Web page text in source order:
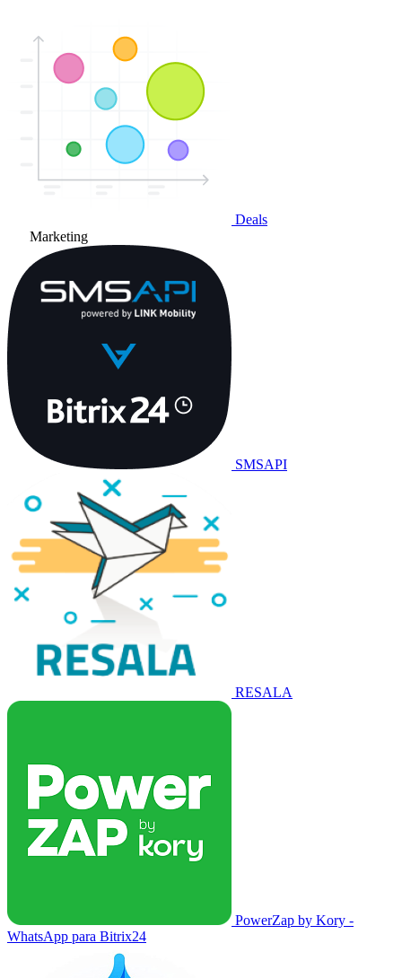
Deals
Marketing
SMSAPI
RESALA
PowerZap by Kory -
WhatsApp para Bitrix24